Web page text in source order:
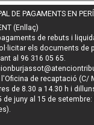
DE PAGAMENTS EN
(Enllaç)
derebuts i
els documents de
al 96 316 05 65.
de recaptació (C/
de 8.30 a 14.30 h i
de juny al 15 de